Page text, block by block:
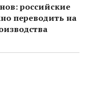
российские
переводить на